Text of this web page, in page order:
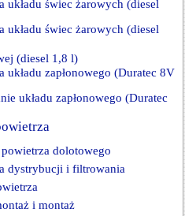
układu świec żarowych (diesel
układu świec żarowych (diesel
(diesel 1,8 l)
układu zapłonowego (Duratec 8V
układu zapłonowego (Duratec
dolotowego
dystrybucji i filtrowania
i montaż